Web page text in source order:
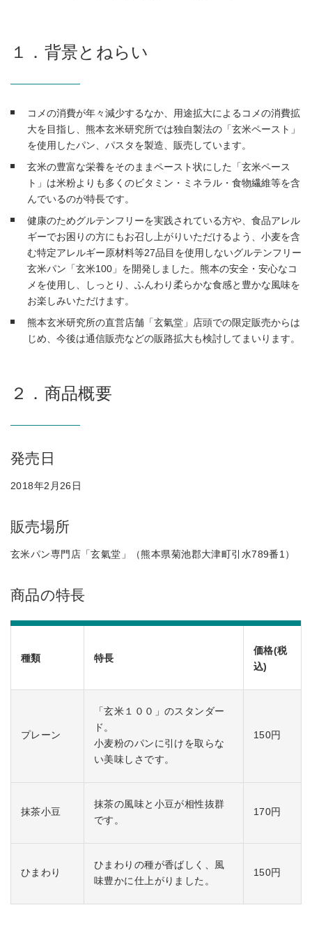
１．背景とねらい
コメの消費が年々減少するなか、用途拡大によるコメの消費拡
大を目指し、熊本玄米研究所では独自製法の「玄米ペースト」
を使用したパン、パスタを製造、販売しています。
玄米の豊富な栄養をそのままペースト状にした「玄米ペース
ト」は米粉よりも多くのビタミン・ミネラル・食物繊維等を含
んでいるのが特長です。
健康のためグルテンフリーを実践されている方や、食品アレル
ギーでお困りの方にもお召し上がりいただけるよう、小麦を含
む特定アレルギー原材料等27品目を使用しないグルテンフリー
玄米パン「玄米100」を開発しました。熊本の安全・安心なコ
メを使用し、しっとり、ふんわり柔らかな食感と豊かな風味を
お楽しみいただけます。
熊本玄米研究所の直営店舗「玄氣堂」店頭での限定販売からは
じめ、今後は通信販売などの販路拡大も検討してまいります。
２．商品概要
発売日
2018年2月26日
販売場所
玄米パン専門店「玄氣堂」（熊本県菊池郡大津町引水789番1）
商品の特長
種類 特長
価格(税
込)
プレーン
「玄米１００」のスタンダー
ド。
小麦粉のパンに引けを取らな
い美味しさです。
150円
抹茶小豆
抹茶の風味と小豆が相性抜群
です。
170円
ひまわり
ひまわりの種が香ばしく、風
味豊かに仕上がりました。
150円